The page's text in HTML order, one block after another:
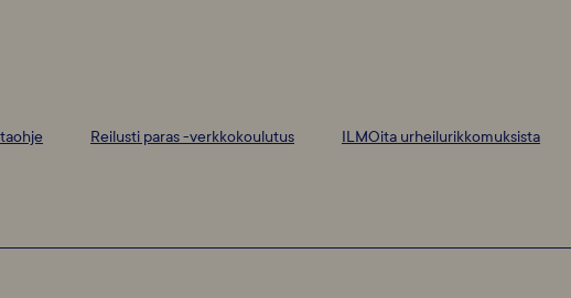
Reilusti paras -verkkokoulutus ILMOita urheilurikkomuksista